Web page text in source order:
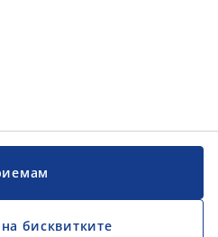
бисквитките